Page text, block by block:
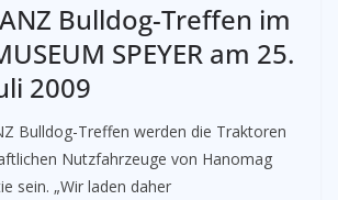
Bulldog-Treffen im
SPEYER am 25.
2009
Bulldog-Treffen werden die Traktoren
Nutzfahrzeuge von Hanomag
sein. „Wir laden daher